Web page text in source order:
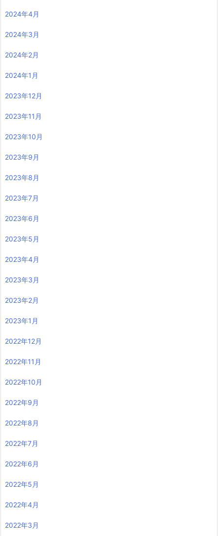
2024年4月
2024年3月
2024年2月
2024年1月
2023年12月
2023年11月
2023年10月
2023年9月
2023年8月
2023年7月
2023年6月
2023年5月
2023年4月
2023年3月
2023年2月
2023年1月
2022年12月
2022年11月
2022年10月
2022年9月
2022年8月
2022年7月
2022年6月
2022年5月
2022年4月
2022年3月